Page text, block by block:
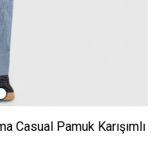
Casual Pamuk Karışımlı